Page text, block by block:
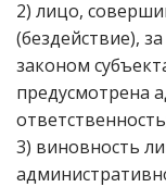
2) лицо,
(бездействие),
законом
предусмотрена
3) виновность